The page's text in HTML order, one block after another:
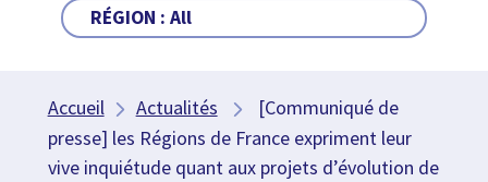
RÉGION :All
Accueil Actualités
[Communiqué de
presse] les Régions de France expriment leur
vive inquiétude quant aux projets d’évolution de